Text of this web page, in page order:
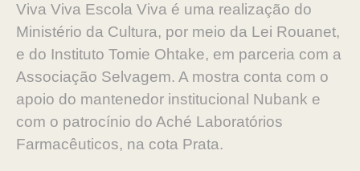
Viva Viva Escola Viva é uma realização do
Ministério da Cultura, por meio da Lei Rouanet,
e do Instituto Tomie Ohtake, em parceria com a
Associação Selvagem. A mostra conta com o
apoio do mantenedor institucional Nubank e
com o patrocínio do Aché Laboratórios
Farmacêuticos, na cota Prata.